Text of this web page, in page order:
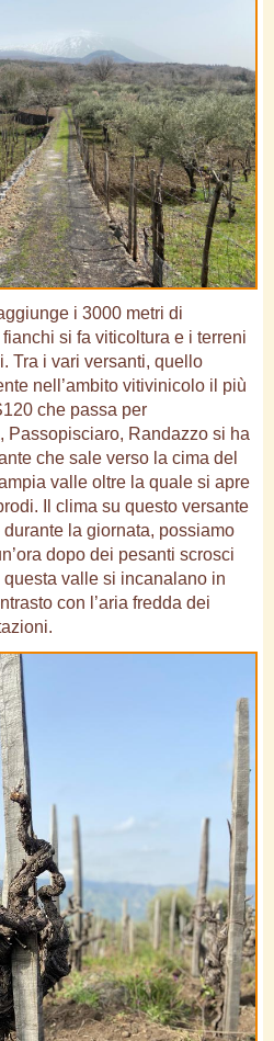
i 3000 metri di
si fa viticoltura e i terreni
Tra i vari versanti, quello
nell’ambito vitivinicolo il più
che passa per
Passopisciaro, Randazzo si ha
che sale verso la cima del
valle oltre la quale si apre
Il clima su questo versante
la giornata, possiamo
dopo dei pesanti scrosci
questa valle si incanalano in
con l’aria fredda dei